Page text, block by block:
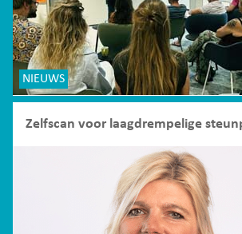
NIEUWS
Zelfscan voor laagdrempelige